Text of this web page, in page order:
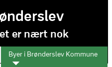
er nært nok
Byer i Brønderslev Kommune